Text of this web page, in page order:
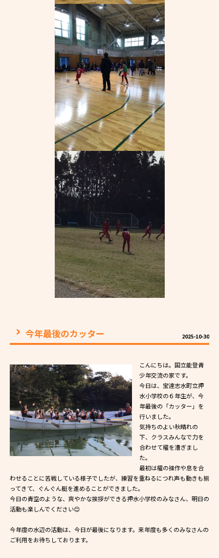
2025-10-30
今年最後のカッター
こんにちは。国立能登青
少年交流の家です。
今日は、宝達志水町立押
水小学校の６年生が、今
年最後の「カッター」を
行いました。
気持ちのよい秋晴れの
下、クラスみんなで力を
合わせて櫂を漕ぎまし
た。
最初は櫂の操作や息を合
わせることに苦戦している様子でしたが、練習を重ねるにつれ声も動きも揃
ってきて、ぐんぐん艇を進めることができました。
今日の青空のような、爽やかな挨拶ができる押水小学校のみなさん、明日の
活動も楽しんでください😊
今年度の水辺の活動は、今日が最後になります。来年度も多くのみなさんの
ご利用をお待ちしております。